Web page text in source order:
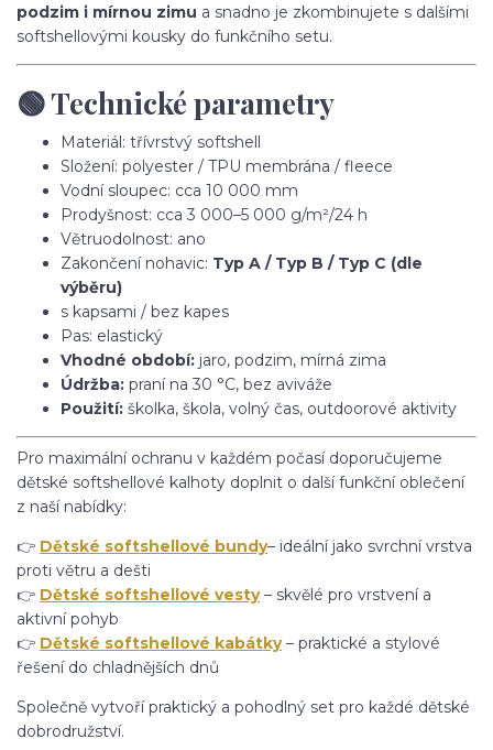
podzim i mírnou zimu a snadno je zkombinujete s dalšími
softshellovými kousky do funkčního setu.
🟢 Technické parametry
Materiál: třívrstvý softshell
Složení: polyester / TPU membrána / fleece
Vodní sloupec: cca 10 000 mm
Prodyšnost: cca 3 000–5 000 g/m²/24 h
Větruodolnost: ano
Zakončení nohavic: Typ A / Typ B / Typ C (dle
výběru)
s kapsami / bez kapes
Pas: elastický
Vhodné období: jaro, podzim, mírná zima
Údržba: praní na 30 °C, bez aviváže
Použití: školka, škola, volný čas, outdoorové aktivity
Pro maximální ochranu v každém počasí doporučujeme
dětské softshellové kalhoty doplnit o další funkční oblečení
z naší nabídky:
👉 Dětské softshellové bundy– ideální jako svrchní vrstva
proti větru a dešti
👉 Dětské softshellové vesty– skvělé pro vrstvení a
aktivní pohyb
👉 Dětské softshellové kabátky– praktické a stylové
řešení do chladnějších dnů
Společně vytvoří praktický a pohodlný set pro každé dětské
dobrodružství.